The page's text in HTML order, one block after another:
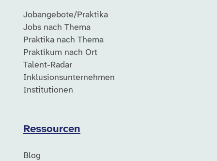
Jobangebote/Praktika
Jobs nach Thema
Praktika nach Thema
Praktikum nach Ort
Talent-Radar
Inklusionsunternehmen
Institutionen
Ressourcen
Blog